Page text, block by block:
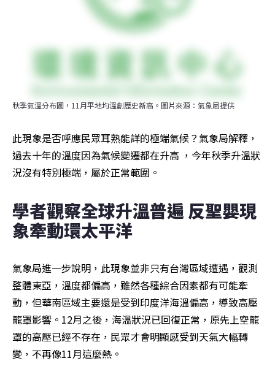
秋季氣溫分布圖，11月平地均溫創歷史新高。圖片來源：氣象局提供
此現象是否呼應民眾耳熟能詳的極端氣候？氣象局解釋，
過去十年的溫度因為氣候變遷都在升高 ，今年秋季升溫狀
況沒有特別極端，屬於正常範圍。
學者觀察全球升溫普遍 反聖嬰現
象牽動環太平洋
氣象局進一步說明，此現象並非只有台灣區域遭遇，觀測
整體東亞，溫度都偏高，雖然各種綜合因素都有可能牽
動，但華南區域主要還是受到印度洋海溫偏高，導致高壓
籠罩影響。12月之後，海溫狀況已回復正常，原先上空籠
罩的高壓已經不存在，民眾才會明顯感受到天氣大幅轉
變，不再像11月這麼熱。